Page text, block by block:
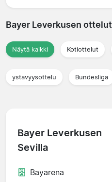
Bayer Leverkusen ottelut
Näytä kaikki Kotiottelut
ystavyysottelu Bundesliga
Bayer Leverkusen
Sevilla
Bayarena